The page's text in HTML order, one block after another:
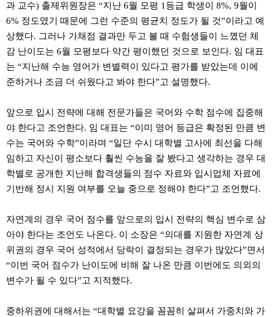
과 교수) 출제위원장은 “지난 6월 모평 1등급 학생이 8%, 9월이
6% 정도였기 때문에 그런 수준의 평균치 정도가 될 것”이라고 예
상했다. 그러나 가채점 결과만 두고 볼 때 수험생들이 느꼈던 체
감 난이도는 6월 모평보다 약간 평이했던 것으로 보인다. 임 대표
는 “지난해 수능 영어가 변별력이 있다고 평가를 받았는데 이에
준하거나 조금 더 쉬웠다고 봐야 한다”고 설명했다.
앞으로 입시 전략에 대해 전문가들은 국어와 수학 점수에 집중해
야 한다고 조언한다. 임 대표는 “이미 영어 등급은 확정된 만큼 변
수는 국어와 수학”이라며 “일단 수시 대학별 고사에 최선을 다해
임하고 자신이 평소보다 훨씬 수능을 잘 봤다고 생각하는 경우 대
학별로 공개한 지난해 합격생들의 점수 자료와 입시업체 자료에
기반해 정시 지원 여부를 오늘 중으로 정해야 한다”고 조언했다.
자연계의 경우 국어 점수를 앞으로의 입시 전략의 핵심 변수로 삼
아야 한다는 조언도 나온다. 이 소장은 “의대를 지원한 자연계 상
위권의 경우 국어 성적에서 당락이 결정되는 경우가 많았다”면서
“이번 국어 점수가 난이도에 비해 잘 나온 만큼 이번에도 의외의
변수가 될 수 있다”고 지적했다.
중하위권에 대해서는 “대학별 요강을 꼼꼼히 살펴서 가중치와 가